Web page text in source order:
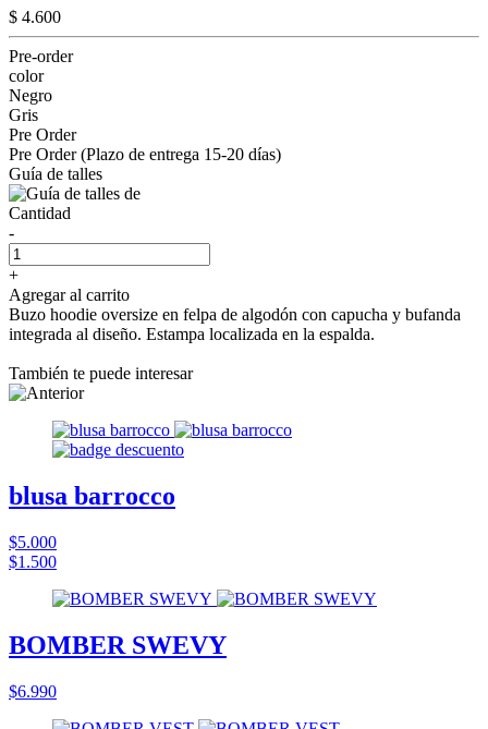
$ 4.600
Pre-order
color
Negro
Gris
Pre Order
Pre Order (Plazo de entrega 15-20 días)
Guía de talles
Cantidad
-
+
Agregar al carrito
Buzo hoodie oversize en felpa de algodón con capucha y bufanda
integrada al diseño. Estampa localizada en la espalda.
También te puede interesar
blusa barrocco
$5.000
$1.500
BOMBER SWEVY
$6.990